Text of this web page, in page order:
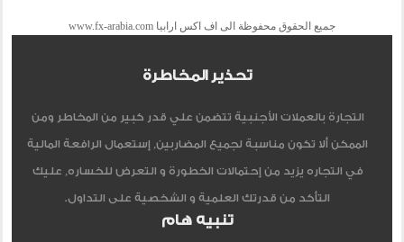
جميع الحقوق محفوظة الى اف اكس ارابيا www.fx-arabia.com
تحذير المخاطرة
التجارة بالعملات الأجنبية تتضمن علي قدر كبير من المخاطر ومن
الممكن ألا تكون مناسبة لجميع المضاربين, إستعمال الرافعة المالية
في التجاره يزيد من إحتمالات الخطورة و التعرض للخساره, عليك
التأكد من قدرتك العلمية و الشخصية على التداول.
تنبيه هام